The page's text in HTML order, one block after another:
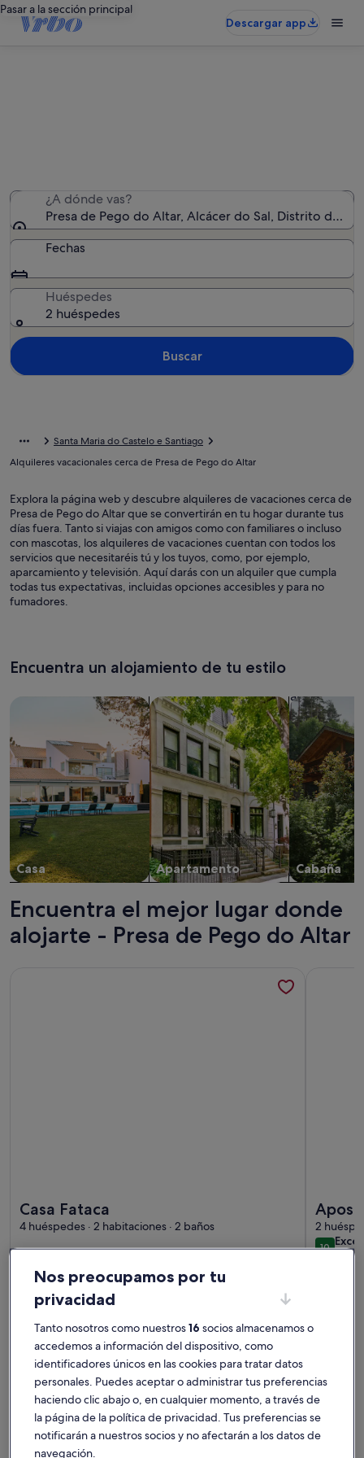
Pasar a la sección principal
Descargar app
¿A dónde vas?
Presa de Pego do Altar, Alcácer do Sal, Distrito de
Fechas
Huéspedes
2 huéspedes
Buscar
Santa Maria do Castelo e Santiago
Alquileres vacacionales cerca de Presa de Pego do Altar
Explora la página web y descubre alquileres de vacaciones cerca de
Presa de Pego do Altar que se convertirán en tu hogar durante tus
días fuera. Tanto si viajas con amigos como con familiares o incluso
con mascotas, los alquileres de vacaciones cuentan con todos los
servicios que necesitaréis tú y los tuyos, como, por ejemplo,
aparcamiento y televisión. Aquí darás con un alquiler que cumpla
todas tus expectativas, incluidas opciones accesibles y para no
fumadores.
Encuentra un alojamiento de tu estilo
Casa Apartamento
Busca apartamentos
Cabaña
Buscar
Encuentra el mejor lugar donde
alojarte - Presa de Pego do Altar
Casa Fataca
4 huéspedes · 2 habitaciones · 2 baños 2
1010 de 10
1
Alojamientos mejor valorados -
Presa de Pego do Altar
Más información sobre Magnífica Casa perto da Comporta
Nos preocupamos por tu
privacidad
Tanto nosotros como nuestros16 socios almacenamos o
accedemos a información del dispositivo, como
identificadores únicos en las cookies para tratar datos
personales. Puedes aceptar o administrar tus preferencias
haciendo clic abajo o, en cualquier momento, a través de
la página de la política de privacidad. Tus preferencias se
notificarán a nuestros socios y no afectarán a los datos de
navegación.